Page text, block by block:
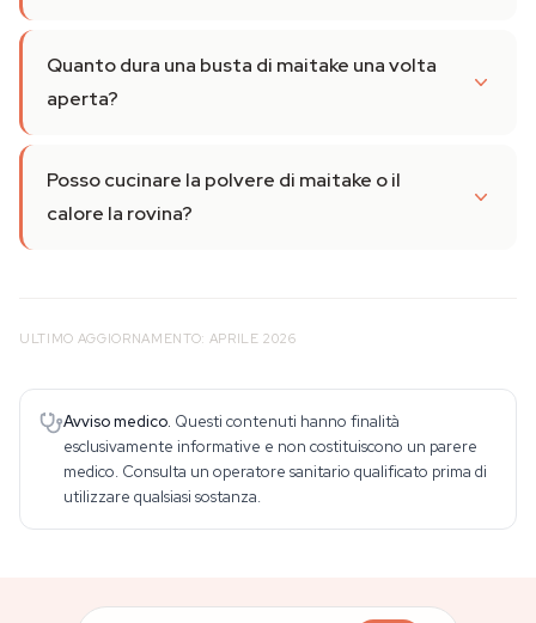
Quanto dura una busta di maitake una volta
aperta?
Posso cucinare la polvere di maitake o il
calore la rovina?
ULTIMO AGGIORNAMENTO: APRILE 2026
Avviso medico. Questi contenuti hanno finalità
esclusivamente informative e non costituiscono un parere
medico. Consulta un operatore sanitario qualificato prima di
utilizzare qualsiasi sostanza.